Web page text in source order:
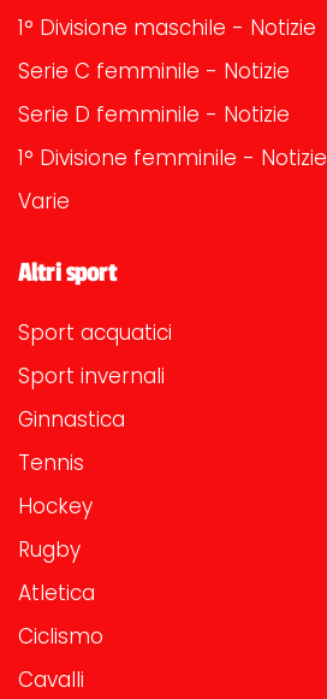
1° Divisione maschile - Notizie
Serie C femminile - Notizie
Serie D femminile - Notizie
1° Divisione femminile - Notizie
Varie
Altri sport
Sport acquatici
Sport invernali
Ginnastica
Tennis
Hockey
Rugby
Atletica
Ciclismo
Cavalli